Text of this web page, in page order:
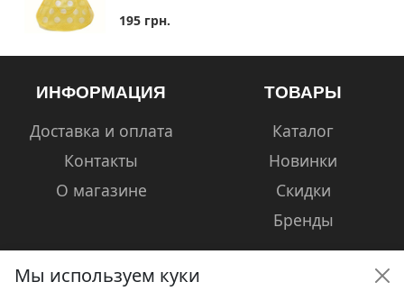
195 грн.
ИНФОРМАЦИЯ
Доставка и оплата
Контакты
О магазине
ТОВАРЫ
Каталог
Новинки
Скидки
Бренды
Мы используем куки